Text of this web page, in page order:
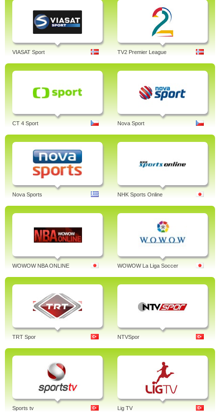
VIASAT Sport TV2 Premier League
CT 4 Sport Nova Sport
Nova Sports NHK Sports Online
WOWOW NBA ONLINE WOWOW La Liga Soccer
TRT Spor NTVSpor
Sports tv Lig TV